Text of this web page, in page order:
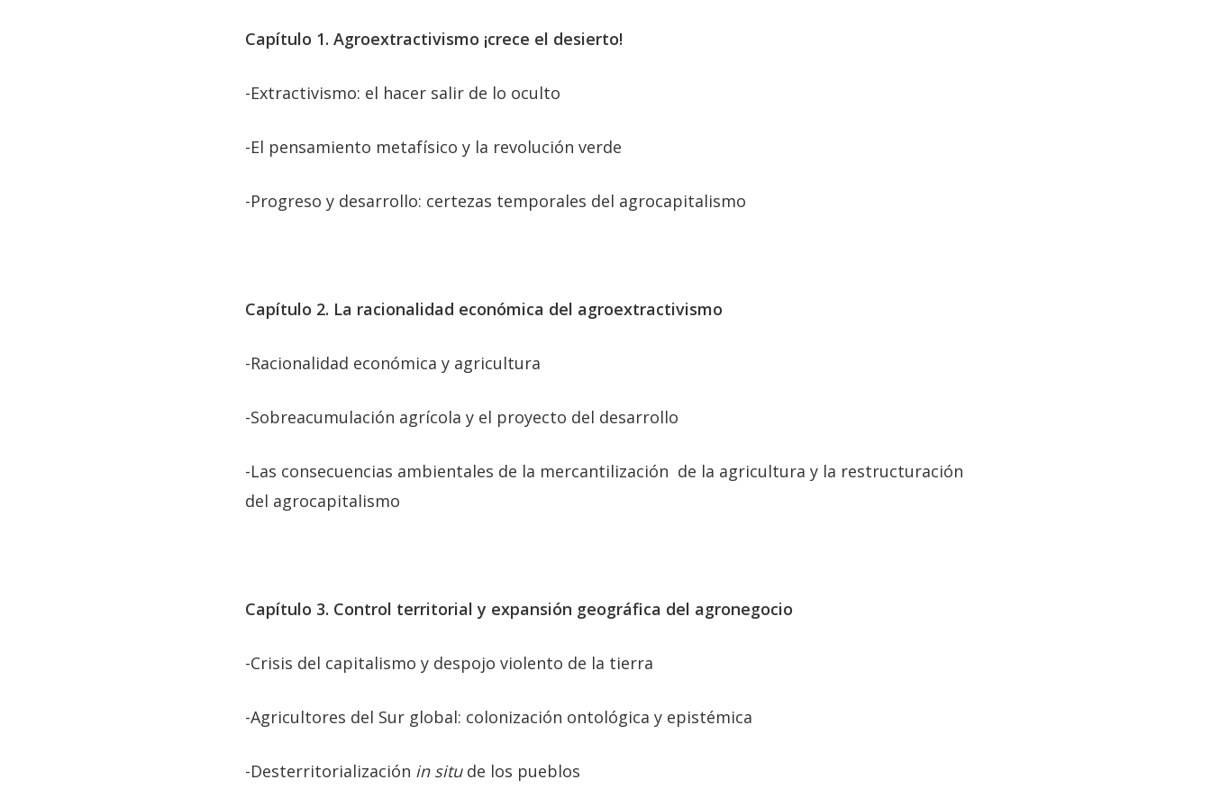
Capítulo 1. Agroextractivismo ¡crece el desierto!
-Extractivismo: el hacer salir de lo oculto
-El pensamiento metafísico y la revolución verde
-Progreso y desarrollo: certezas temporales del agrocapitalismo
Capítulo 2. La racionalidad económica del agroextractivismo
-Racionalidad económica y agricultura
-Sobreacumulación agrícola y el proyecto del desarrollo
-Las consecuencias ambientales de la mercantilización de la agricultura y la restructuración
del agrocapitalismo
Capítulo 3. Control territorial y expansión geográfica del agronegocio
-Crisis del capitalismo y despojo violento de la tierra
-Agricultores del Sur global: colonización ontológica y epistémica
-Desterritorialización in situ de los pueblos